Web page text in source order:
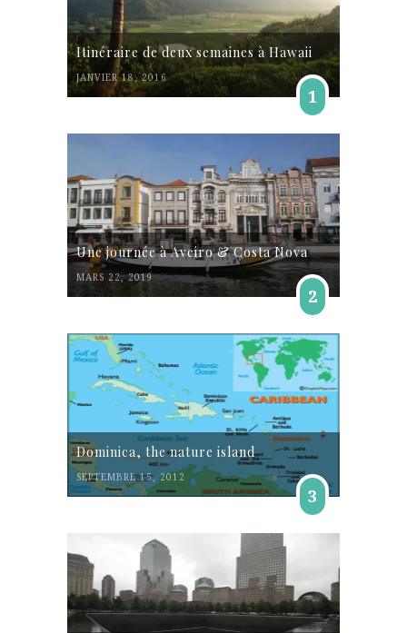
Itinéraire de deux semaines à Hawaii
JANVIER 18, 2016
1
Une journée à Aveiro & Costa Nova
MARS 22, 2019
2
Dominica, the nature island
SEPTEMBRE 15, 2012
3